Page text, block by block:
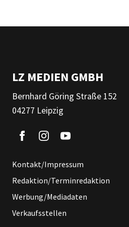
LZ MEDIEN GMBH
Bernhard Göring Straße 152
04277 Leipzig
Kontakt/Impressum
Redaktion/Terminredaktion
Werbung/Mediadaten
Verkaufsstellen